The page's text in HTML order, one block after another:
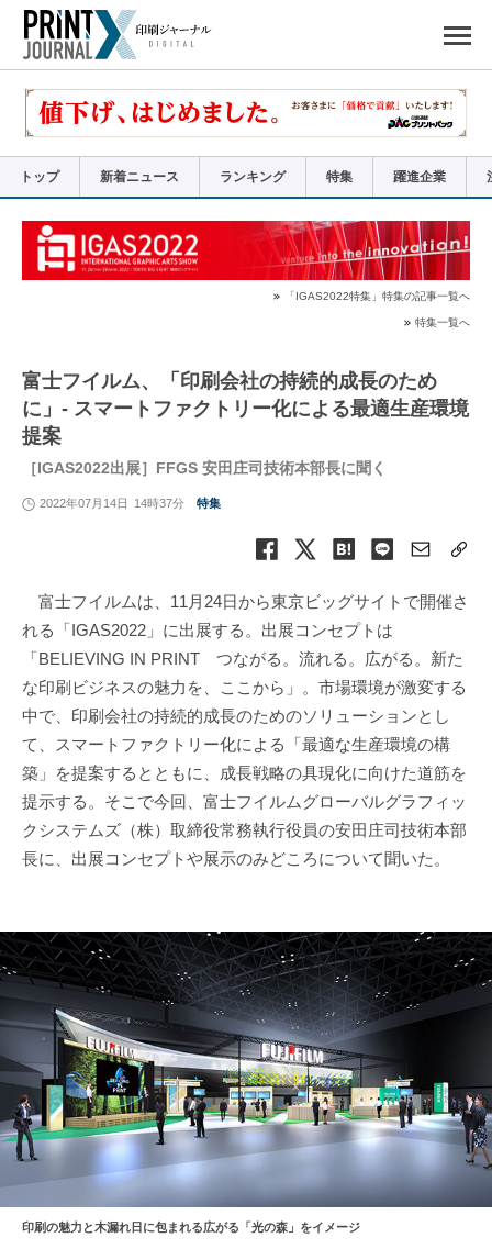
で
リ
トップ 新着ニュース ランキング 特集 躍進企業
「IGAS2022特集」特集の記事一覧へ
特集一覧へ
富士フイルム、「印刷会社の持続的成長のため
に」- スマートファクトリー化による最適生産環境
提案
［IGAS2022出展］FFGS 安田庄司技術本部長に聞く
2022年07月14日 14時37分 特集
富士フイルムは、11月24日から東京ビッグサイトで開催さ
れる「IGAS2022」に出展する。出展コンセプトは
「BELIEVING IN PRINT つながる。流れる。広がる。新た
な印刷ビジネスの魅力を、ここから」。市場環境が激変する
中で、印刷会社の持続的成長のためのソリューションとし
て、スマートファクトリー化による「最適な生産環境の構
築」を提案するとともに、成長戦略の具現化に向けた道筋を
提示する。そこで今回、富士フイルムグローバルグラフィッ
クシステムズ（株）取締役常務執行役員の安田庄司技術本部
長に、出展コンセプトや展示のみどころについて聞いた。
印刷の魅力と木漏れ日に包まれる広がる「光の森」をイメージ